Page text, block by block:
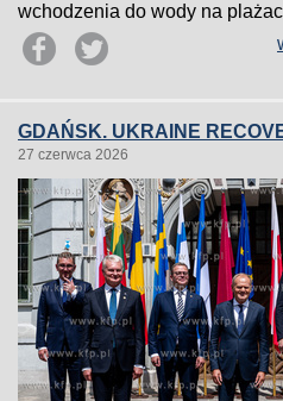
wchodzenia do wody na
GDAŃSK. UKRAINE
27 czerwca 2026